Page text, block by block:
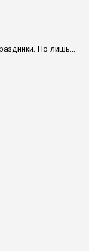
Но лишь...